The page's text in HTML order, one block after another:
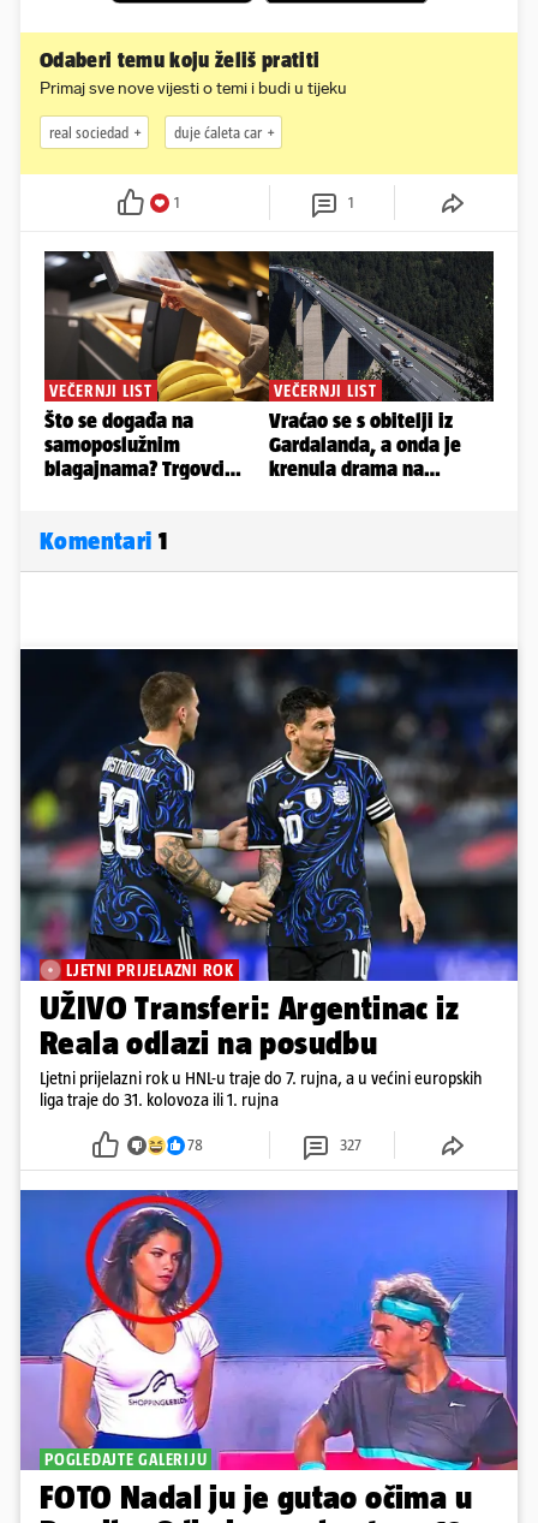
Odaberi temu koju želiš pratiti
Primaj sve nove vijesti o temi i budi u tijeku
real sociedad duje ćaleta car
1 1
Komentari 1
LJETNI PRIJELAZNI ROK
UŽIVO Transferi: Argentinac iz
Reala odlazi na posudbu
Ljetni prijelazni rok u HNL-u traje do 7. rujna, a u većini europskih
liga traje do 31. kolovoza ili 1. rujna
78 327
POGLEDAJTE GALERIJU
FOTO Nadal ju je gutao očima u